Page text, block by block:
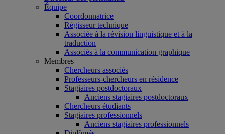
Équipe
Coordonnatrice
Régisseur technique
Associée à la révision linguistique et à la
traduction
Associés à la communication graphique
Membres
Chercheurs associés
Professeurs-chercheurs en résidence
Stagiaires postdoctoraux
Anciens stagiaires postdoctoraux
Chercheurs étudiants
Stagiaires professionnels
Anciens stagiaires professionnels